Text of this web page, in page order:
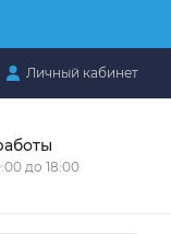
Личный кабинет
до 18:00